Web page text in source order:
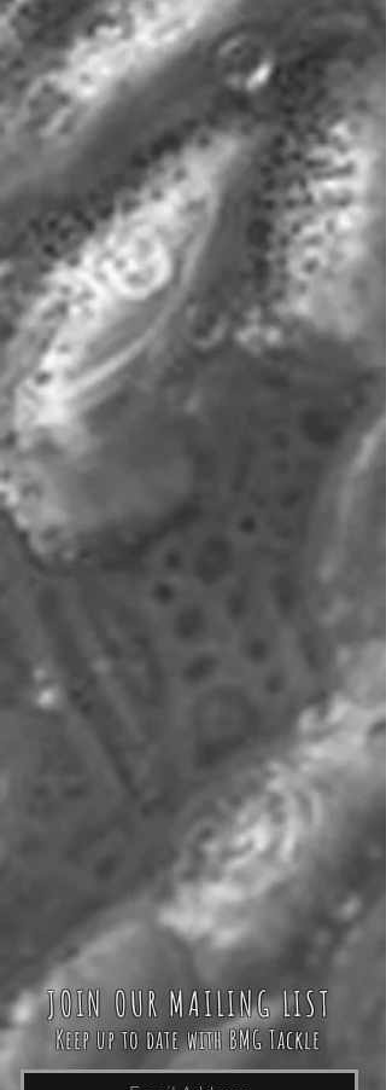
JOIN OUR MAILING LIST
Keep up to date with BMG Tackle